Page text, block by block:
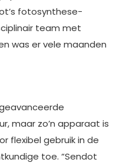
fotosynthese-
team met
was er vele maanden
maar zo’n apparaat is
flexibel gebruik in de
toe. “Sendot